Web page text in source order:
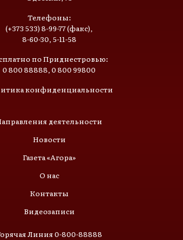
Телефоны:
(+373 533) 8-99-77 (факс),
8-60-30, 5-11-58
по Приднестровью:
0 800 88888, 0 800 99800
конфиденциальности
деятельности
Новости
Газета «Агора»
О нас
Контакты
Видеозаписи
Линия 0-800-88888